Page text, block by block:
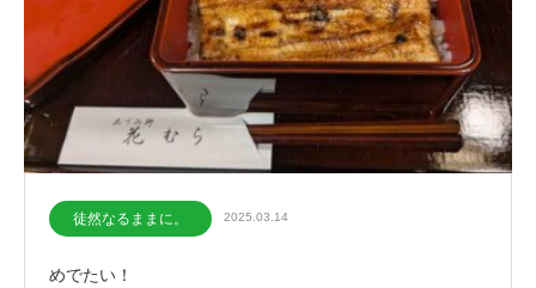
徒然なるままに。 2025.03.14
めでたい！